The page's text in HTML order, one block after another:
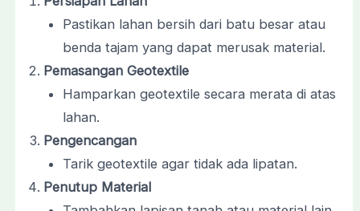
Pastikan lahan bersih dari batu besar atau
benda tajam yang dapat merusak material.
Pemasangan Geotextile
Hamparkan geotextile secara merata di atas
lahan.
Pengencangan
Tarik geotextile agar tidak ada lipatan.
Penutup Material